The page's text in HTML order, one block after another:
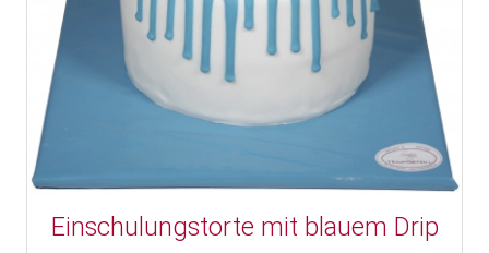
Einschulungstorte mit blauem Drip